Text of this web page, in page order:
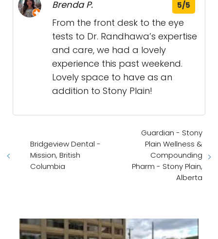
Brenda P. 5/5
From the front desk to the eye
tests to Dr. Randhawa’s expertise
and care, we had a lovely
experience this past weekend.
Lovely space to have as an
addition to Stony Plain!
Bridgeview Dental -
Mission, British
Columbia
Guardian - Stony
Plain Wellness &
Compounding
Pharm - Stony Plain,
Alberta